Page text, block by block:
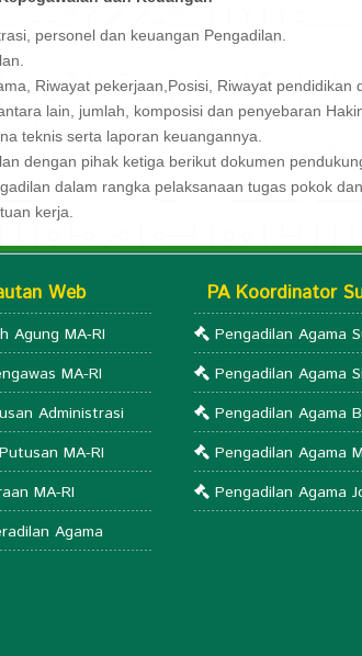
personel dan keuangan Pengadilan.
Riwayat pekerjaan,Posisi, Riwayat pendidikan
lain, jumlah, komposisi dan penyebaran
teknis serta laporan keuangannya.
dengan pihak ketiga berikut dokumen
dalam rangka pelaksanaan tugas pokok
kerja.
Web
Agung MA-RI
MA-RI
Administrasi
MA-RI
MA-RI
Agama
PA Koordinator
Pengadilan Agama
Pengadilan Agama
Pengadilan Agama
Pengadilan Agama
Pengadilan Agama